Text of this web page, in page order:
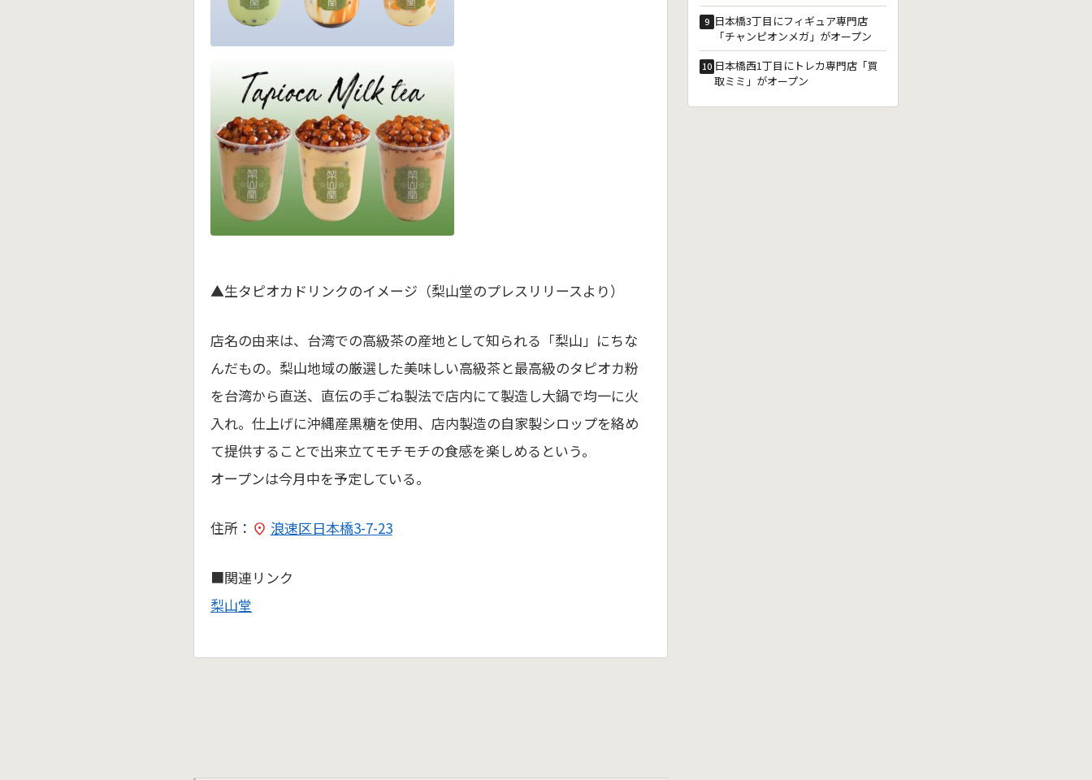
▲生タピオカドリンクのイメージ（梨山堂のプレスリリースより）
店名の由来は、台湾での高級茶の産地として知られる「梨山」にちな
んだもの。梨山地域の厳選した美味しい高級茶と最高級のタピオカ粉
を台湾から直送、直伝の手ごね製法で店内にて製造し大鍋で均一に火
入れ。仕上げに沖縄産黒糖を使用、店内製造の自家製シロップを絡め
て提供することで出来立てモチモチの食感を楽しめるという。
オープンは今月中を予定している。
住所： 浪速区日本橋3-7-23
■関連リンク
梨山堂
9 日本橋3丁目にフィギュア専門店
「チャンピオンメガ」がオープン
10 日本橋西1丁目にトレカ専門店「買
取ミミ」がオープン